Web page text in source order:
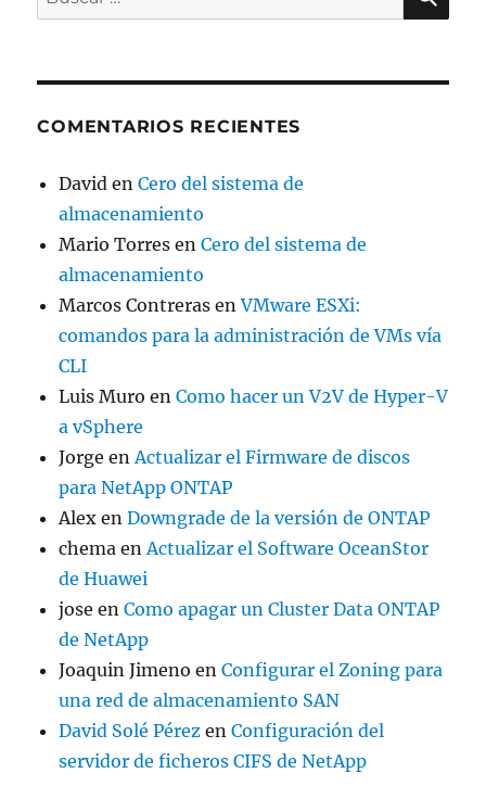
por:
COMENTARIOS RECIENTES
David enCero del sistema de
almacenamiento
Mario Torres enCero del sistema de
almacenamiento
Marcos Contreras enVMware ESXi:
comandos para la administración de VMs vía
CLI
Luis Muro enComo hacer un V2V de Hyper-V
a vSphere
Jorge en Actualizar el Firmware de discos
para NetApp ONTAP
Alex enDowngrade de la versión de ONTAP
chema en Actualizar el Software OceanStor
de Huawei
jose enComo apagar un Cluster Data ONTAP
de NetApp
Joaquin Jimeno enConfigurar el Zoning para
una red de almacenamiento SAN
David Solé Pérez enConfiguración del
servidor de ficheros CIFS de NetApp